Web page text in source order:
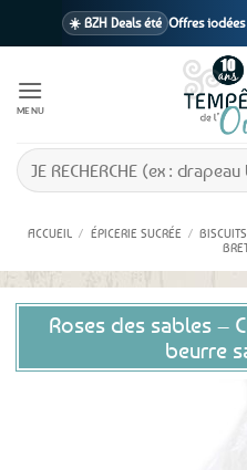
☀️ BZH Deals été Offres iodées
1 cadeau offert
En point relais dès
MENU
Recherche
pour :
ACCUEIL / ÉPICERIE SUCRÉE /
Roses des sables –
beurre